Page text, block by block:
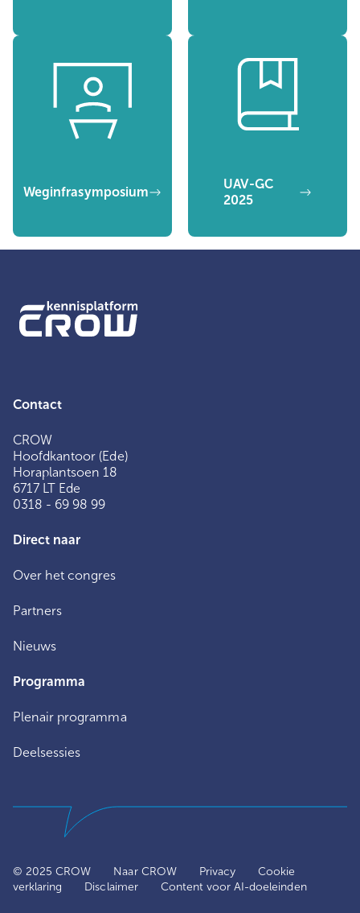
Weginfrasymposium
UAV-GC
2025
Contact
CROW
Hoofdkantoor (Ede)
Horaplantsoen 18
6717 LT Ede
0318 - 69 98 99
Direct naar
Over het congres
Partners
Nieuws
Programma
Plenair programma
Deelsessies
© 2025 CROW Naar CROW Privacy
Cookie
verklaring
Disclaimer Content voor AI-doeleinden